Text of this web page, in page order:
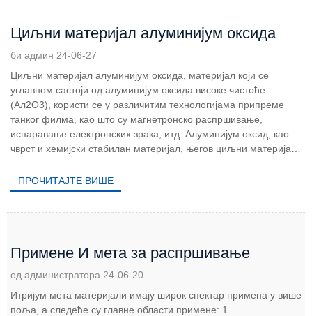
Циљни материјал алуминијум оксида
би админ 24-06-27
Циљни материјал алуминијум оксида, материјал који се
углавном састоји од алуминијум оксида високе чистоће
(Ал2О3), користи се у различитим технологијама припреме
танког филма, као што су магнетронско распршивање,
испаравање електронских зрака, итд. Алуминијум оксид, као
чврст и хемијски стабилан материјал, његов циљни материјал
ПРОЧИТАЈТЕ ВИШЕ
Примене И мета за распршивање
од администратора 24-06-20
Итријум мета материјали имају широк спектар примена у више
поља, а следеће су главне области примене: 1.